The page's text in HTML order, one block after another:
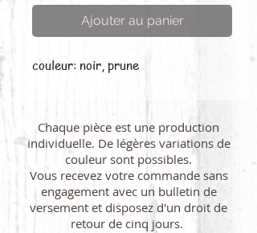
Ajouter au panier
couleur: noir, prune
Chaque pièce est une production
individuelle. De légères variations de
couleur sont possibles.
Vous recevez votre commande sans
engagement avec un bulletin de
versement et disposez d'un droit de
retour de cinq jours.